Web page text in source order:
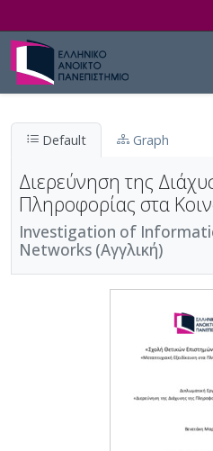
Default Graph
Διερεύνηση της
Πληροφορίας στα
Investigation of
Networks (Αγγλική)